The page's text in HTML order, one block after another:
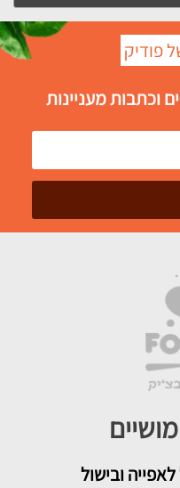
פודיק
וכתבות מעניינות
ובישול